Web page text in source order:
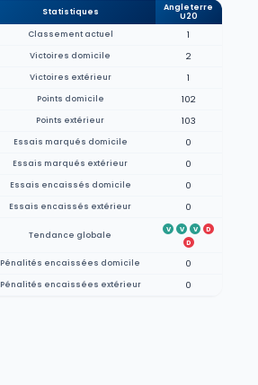
Statistiques
Angleterre
U20
Classement actuel
1
Victoires domicile
2
Victoires extérieur
1
Points domicile
102
Points extérieur
103
Essais marqués domicile
0
Essais marqués extérieur
0
Essais encaissés domicile
0
Essais encaissés extérieur 0
Tendance globale
V V V
D
D
Pénalités encaissées domicile
0
Pénalités encaissées extérieur 0